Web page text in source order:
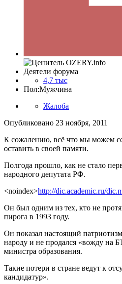
Деятели форума
4,7 тыс
Пол:Мужчина
Жалоба
Опубликовано 23 ноября, 2011
К сожалению, всё что мы можем
оставить в своей памяти.
Полгода прошло, как не стало
народного депутата РФ.
<noindex>http://dic.academic.ru/
Он был одним из тех, кто не
пирога в 1993 году.
Он показал настоящий
народу и не продался «вожду на
министра образования.
Такие потери в стране ведут к
кандидатур».